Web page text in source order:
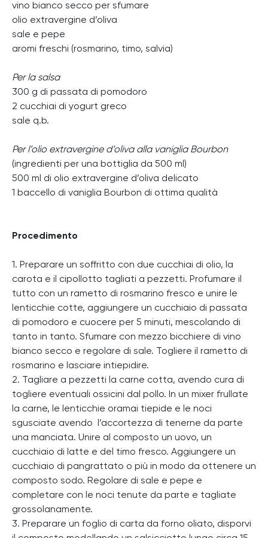
vino bianco secco per sfumare
olio extravergine d’oliva
sale e pepe
aromi freschi (rosmarino, timo, salvia)
Per la salsa
300 g di passata di pomodoro
2 cucchiai di yogurt greco
sale q.b.
Per l’olio extravergine d’oliva alla vaniglia Bourbon
(ingredienti per una bottiglia da 500 ml)
500 ml di olio extravergine d’oliva delicato
1 baccello di vaniglia Bourbon di ottima qualità
Procedimento
1. Preparare un soffritto con due cucchiai di olio, la
carota e il cipollotto tagliati a pezzetti. Profumare il
tutto con un rametto di rosmarino fresco e unire le
lenticchie cotte, aggiungere un cucchiaio di passata
di pomodoro e cuocere per 5 minuti, mescolando di
tanto in tanto. Sfumare con mezzo bicchiere di vino
bianco secco e regolare di sale. Togliere il rametto di
rosmarino e lasciare intiepidire.
2. Tagliare a pezzetti la carne cotta, avendo cura di
togliere eventuali ossicini dal pollo. In un mixer frullate
la carne, le lenticchie oramai tiepide e le noci
sgusciate avendo l’accortezza di tenerne da parte
una manciata. Unire al composto un uovo, un
cucchiaio di latte e del timo fresco. Aggiungere un
cucchiaio di pangrattato o più in modo da ottenere un
composto sodo. Regolare di sale e pepe e
completare con le noci tenute da parte e tagliate
grossolanamente.
3. Preparare un foglio di carta da forno oliato, disporvi